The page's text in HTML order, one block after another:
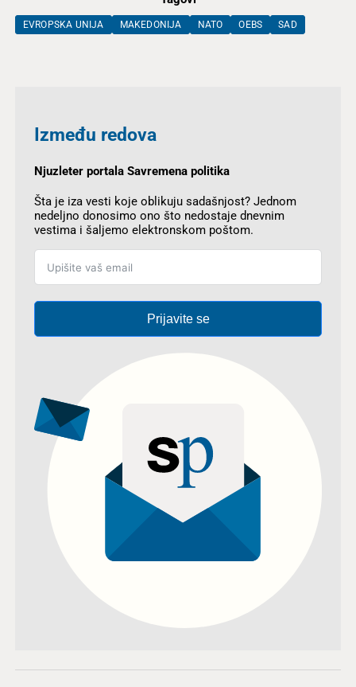
EVROPSKA UNIJA MAKEDONIJA NATO OEBS SAD
Između redova
Njuzleter portala Savremena politika
Šta je iza vesti koje oblikuju sadašnjost? Jednom
nedeljno donosimo ono što nedostaje dnevnim
vestima i šaljemo elektronskom poštom.
Prijavite se